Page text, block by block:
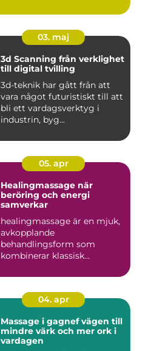
03. maj
3d Scanning från verklighet
till digital tvilling
3d-teknik har gått från att
vara något futuristiskt till att
bli ett vardagsverktyg i
industrin, byg...
05. apr
Healingmassage när
beröring och energi
samverkar
healingmassage är en mjuk,
avkopplande
behandlingsform som
kombinerar klassisk
04. apr
Massage i gagnef vägen till
mindre värk och mer ork i
vardagen